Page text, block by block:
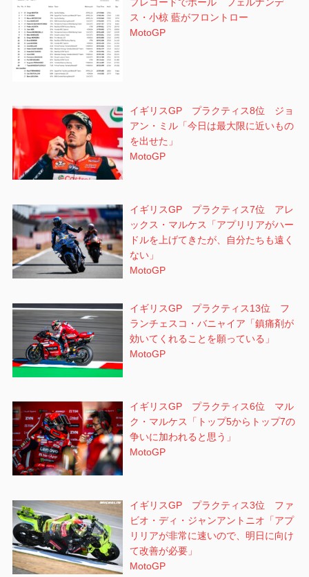
プレコードでポール フェルナンデ
ス・小椋 藍がフロントロー
MotoGP
イギリスGP プラクティス8位 ジョ
アン・ミル「今日は最大限に近いもの
を出せた」
MotoGP
イギリスGP プラクティス7位 アレ
ックス・マルケス「アプリリアがハー
ドルを上げてきたが、自分たちも遠く
ない」
MotoGP
イギリスGP プラクティス13位 フ
ランチェスコ・バニャイア「鎮痛剤が
効いてくれることを願っている」
MotoGP
イギリスGP プラクティス6位 マル
ク・マルケス「トップ5からトップ7の
争いに加われると思う」
MotoGP
イギリスGP プラクティス3位 ファ
ビオ・ディ・ジャンアントニオ「アプ
リリアが非常に速いので、明日に向け
て改善が必要」
MotoGP